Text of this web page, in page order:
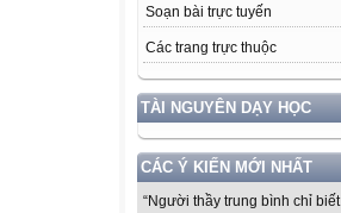
Soạn bài trực tuyến
Các trang trực thuộc
TÀI NGUYÊN DẠY HỌC
CÁC Ý KIẾN MỚI NHẤT
“Người thầy trung bình chỉ biết